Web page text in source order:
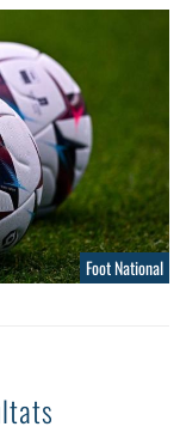
Foot National